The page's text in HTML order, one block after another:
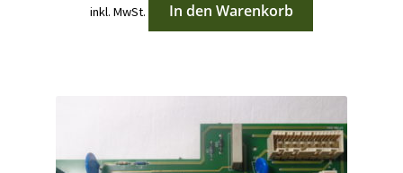
inkl. MwSt. In den Warenkorb